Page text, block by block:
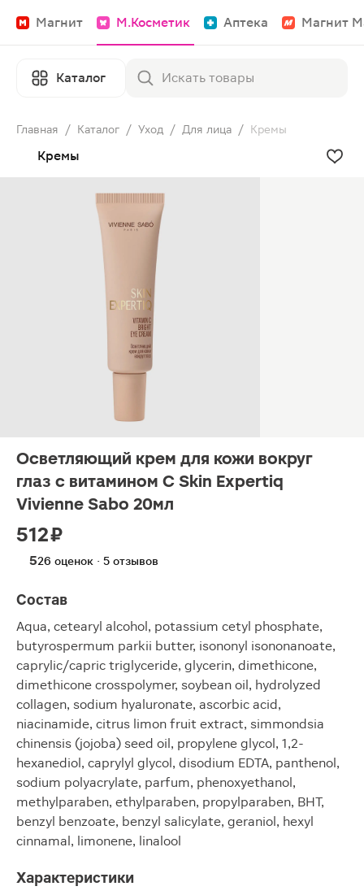
Магнит М.Косметик Аптека Магнит
Каталог
Главная / Каталог / Уход / Для лица / Кремы
Кремы
Осветляющий крем для кожи вокруг
глаз с витамином С Skin Expertiq
Vivienne Sabo 20мл
512 ₽
526 оценок · 5 отзывов
Состав
Aqua, cetearyl alcohol, potassium cetyl phosphate,
butyrospermum parkii butter, isononyl isononanoate,
caprylic/сapric triglyceride, glycerin, dimethicone,
dimethicone crosspolymer, soybean oil, hydrolyzed
collagen, sodium hyaluronate, ascorbic acid,
niacinamide, citrus limon fruit extract, simmondsia
chinensis (jojoba) seed oil, propylene glycol, 1,2-
hexanediol, caprylyl glycol, disodium EDTA, panthenol,
sodium polyacrylate, parfum, phenoxyethanol,
methylparaben, ethylparaben, propylparaben, BHT,
benzyl benzoate, benzyl salicylate, geraniol, hexyl
cinnamal, limonene, linalool
Характеристики